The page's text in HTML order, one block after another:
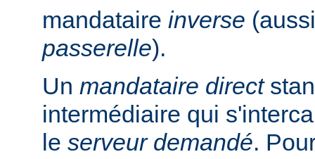
mandataire inverse
passerelle).
Un mandataire direct
intermédiaire qui
le serveur demandé.